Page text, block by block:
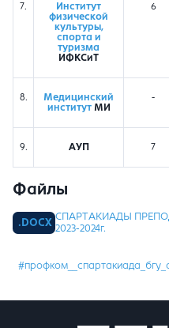
7.
Институт
физической
культуры,
спорта и
туризма
ИФКСиТ
6
8.
Медицинский
институтМИ
-
9. АУП 7
Файлы
СПАРТАКИАДЫ
2023-2024г.